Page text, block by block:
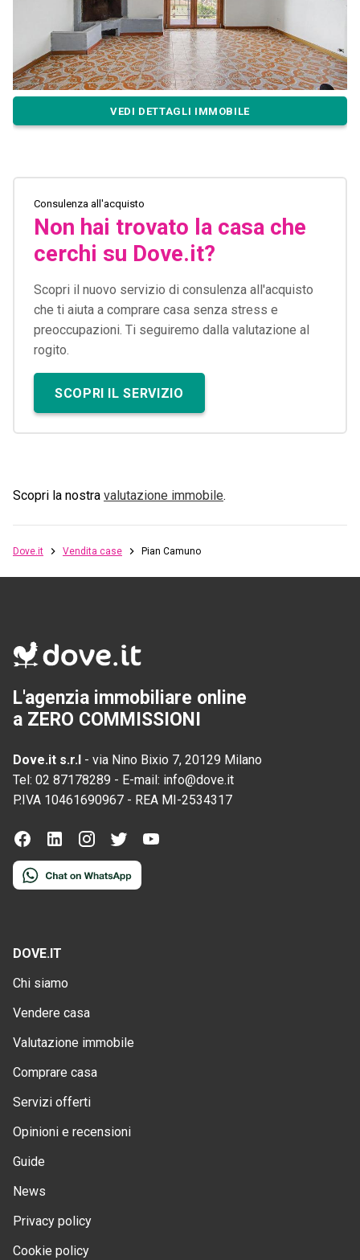
VEDI DETTAGLI IMMOBILE
Consulenza all'acquisto
Non hai trovato la casa che
cerchi su Dove.it?
Scopri il nuovo servizio di consulenza all'acquisto
che ti aiuta a comprare casa senza stress e
preoccupazioni. Ti seguiremo dalla valutazione al
rogito.
SCOPRI IL SERVIZIO
Scopri la nostra valutazione immobile.
Dove.it Vendita case Pian Camuno
L'agenzia immobiliare online
a ZERO COMMISSIONI
Dove.it s.r.l - via Nino Bixio 7, 20129 Milano
Tel: 02 87178289 - E-mail: info@dove.it
P.IVA 10461690967 - REA MI-2534317
DOVE.IT
Chi siamo
Vendere casa
Valutazione immobile
Comprare casa
Servizi offerti
Opinioni e recensioni
Guide
News
Privacy policy
Cookie policy